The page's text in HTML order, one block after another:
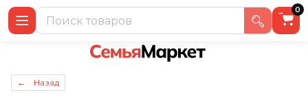
0
← Назад